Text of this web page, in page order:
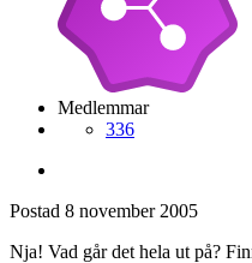
Medlemmar
336
Postad 8 november 2005
Nja! Vad går det hela ut på?